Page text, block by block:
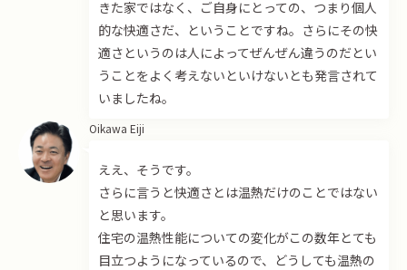
きた家ではなく、ご自身にとっての、つまり個人
的な快適さだ、ということですね。さらにその快
適さというのは人によってぜんぜん違うのだとい
うことをよく考えないといけないとも発言されて
いましたね。
Oikawa Eiji
ええ、そうです。
さらに言うと快適さとは温熱だけのことではない
と思います。
住宅の温熱性能についての変化がこの数年とても
目立つようになっているので、どうしても温熱の